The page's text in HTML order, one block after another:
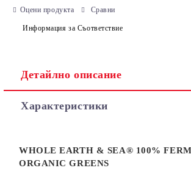
Оцени продукта Сравни
Информация за Съответствие
Детайлно описание
Характеристики
WHOLE EARTH & SEA® 100%
ORGANIC GREENS